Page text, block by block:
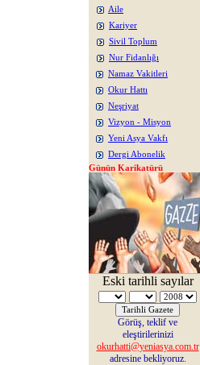
Aile
Kariyer
Sivil Toplum
Nur Fidanlığı
Namaz Vakitleri
Okur Hattı
Neşriyat
Vizyon - Misyon
Yeni Asya Vakfı
Dergi Abonelik
Günün Karikatürü
Eski tarihli sayılar
Görüş, teklif ve
eleştirilerinizi
okurhatti@yeniasya.com.tr
adresine bekliyoruz.